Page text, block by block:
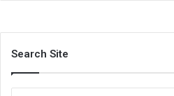
Search Site